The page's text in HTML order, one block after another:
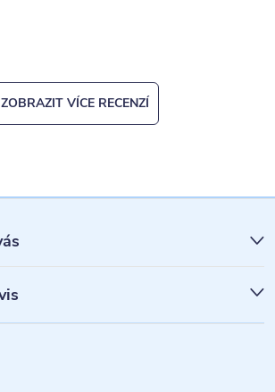
ZOBRAZIT VÍCE RECENZÍ